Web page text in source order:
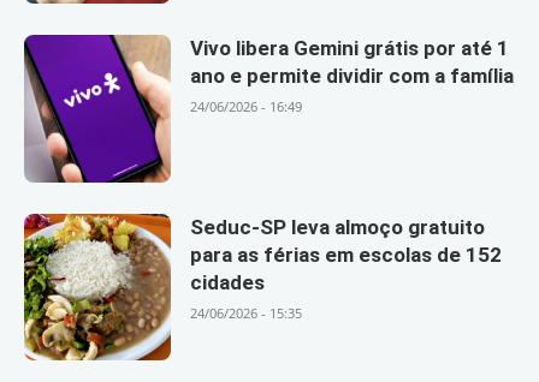
Vivo libera Gemini grátis por até 1
ano e permite dividir com a família
24/06/2026 - 16:49
Seduc-SP leva almoço gratuito
para as férias em escolas de 152
cidades
24/06/2026 - 15:35